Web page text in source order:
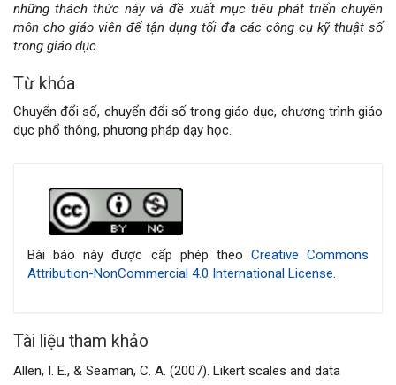
những thách thức này và đề xuất mục tiêu phát triển chuyên
môn cho giáo viên để tận dụng tối đa các công cụ kỹ thuật số
trong giáo dục.
Từ khóa
Chuyển đổi số, chuyển đổi số trong giáo dục, chương trình giáo
dục phổ thông, phương pháp dạy học.
bài
Bài báo này được cấp phép theo Creative Commons
Attribution-NonCommercial 4.0 International License.
Tài liệu tham khảo
Allen, I. E., & Seaman, C. A. (2007). Likert scales and data